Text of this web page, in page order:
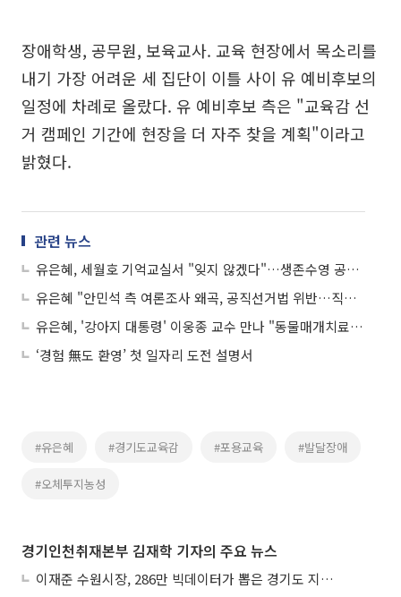
장애학생, 공무원, 보육교사. 교육 현장에서 목소리를
내기 가장 어려운 세 집단이 이틀 사이 유 예비후보의
일정에 차례로 올랐다. 유 예비후보 측은 "교육감 선
거 캠페인 기간에 현장을 더 자주 찾을 계획"이라고
밝혔다.
관련 뉴스
유은혜, 세월호 기억교실서 "잊지 않겠다"…생존수영 공교육 도입 검토
유은혜 "안민석 측 여론조사 왜곡, 공직선거법 위반…직접 고발 나서겠다"
유은혜, '강아지 대통령' 이웅종 교수 만나 "동물매개치료 공교육 도입 검토"
‘경험 無도 환영’ 첫 일자리 도전 설명서
#유은혜 #경기도교육감 #포용교육 #발달장애
#오체투지농성
경기인천취재본부 김재학 기자의 주요 뉴스
이재준 수원시장, 286만 빅데이터가 뽑은 경기도 지자체장 1위